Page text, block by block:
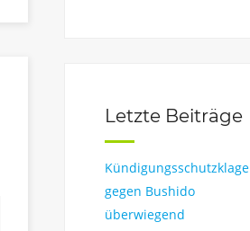
Letzte Beiträge
Kündigungsschutzklage
gegen Bushido
überwiegend